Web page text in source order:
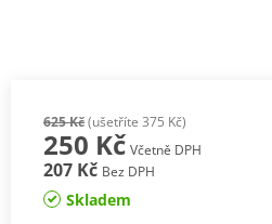
625 Kč(ušetříte 375 Kč)
250 Kč Včetně DPH
207 Kč Bez DPH
Skladem